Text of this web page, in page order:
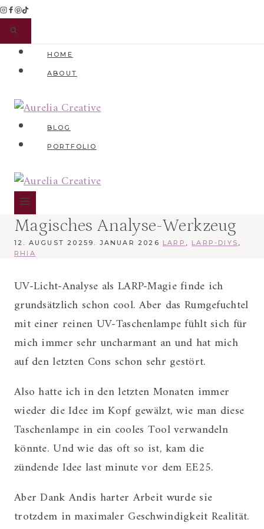
Zum
Inhalt
springen
HOME
ABOUT
BLOG
PORTFOLIO
Magisches Analyse-Werkzeug
12. AUGUST 2025 9. JANUAR 2026 LARP , LARP-DIYS ,
RHIA
UV-Licht-Analyse als LARP-Magie finde ich
grundsätzlich schon cool. Aber das Rumgefuchtel
mit einer reinen UV-Taschenlampe fühlt sich für
mich immer sehr uncharmant an und hat mich
auf den letzten Cons schon sehr gestört.
Also hatte ich in den letzten Monaten immer
wieder die Idee im Kopf gewälzt, wie man diese
Taschenlampe in ein cooles Tool verwandeln
könnte. Und wie das oft so ist, kam die
zündende Idee last minute vor dem EE25.
Aber Dank Andis harter Arbeit wurde sie
trotzdem in maximaler Geschwindigkeit Realität.